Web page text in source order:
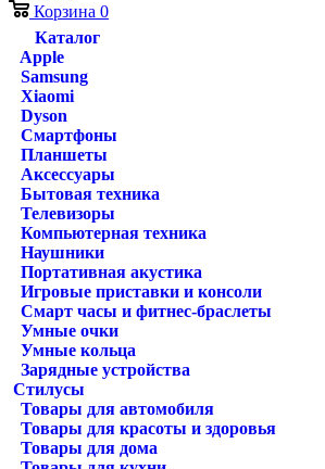
Корзина 0
Каталог
Apple
Samsung
Xiaomi
Dyson
Смартфоны
Планшеты
Аксессуары
Бытовая техника
Телевизоры
Компьютерная техника
Наушники
Портативная акустика
Игровые приставки и консоли
Смарт часы и фитнес-браслеты
Умные очки
Умные кольца
Зарядные устройства
Стилусы
Товары для автомобиля
Товары для красоты и здоровья
Товары для дома